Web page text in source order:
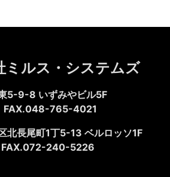
ミルス・システムズ
5-9-8 いずみやビル5F
FAX.048-765-4021
北長尾町1丁5-13 ベルロッソ1F
FAX.072-240-5226